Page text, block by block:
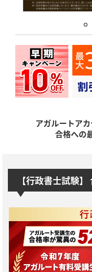
アガルートア
合格への
【行政書士試験